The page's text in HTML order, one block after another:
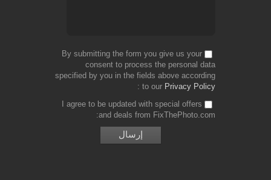
By submitting the form you give us your
consent to process the personal data
specified by you in the fields above according
to our Privacy Policy
I agree to be updated with special offers
and deals from FixThePhoto.com